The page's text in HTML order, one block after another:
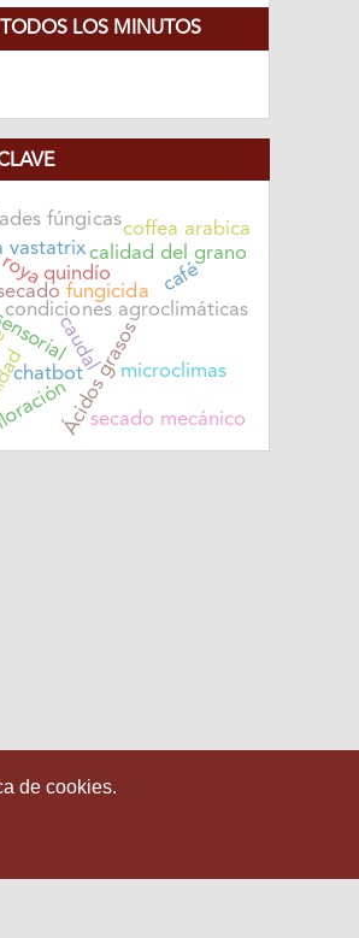
LOS MINUTOS
Ácidos grasos
condiciones agroclimáticas
quindío
roya
vastatrix
fungicida
chatbot microclimas
calidad del grano
café
caudal
fúngicascoffea arabica
secado mecánico
de cookies.